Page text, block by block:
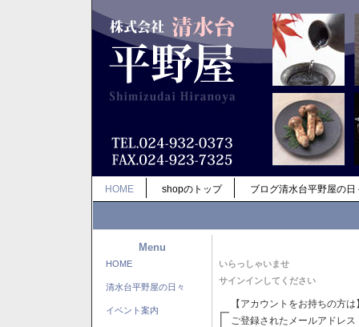
HOME shopのトップ ブログ清水台平野屋の日
Menu
HOME
清水台平野屋の日々
イベント案内
いらっしゃいませ
サインインしてください
【アカウントをお持ちの方は
ご登録されたメールアドレ